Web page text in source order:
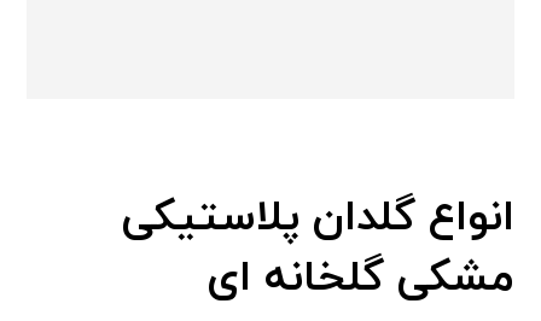
انواع گلدان پلاستیکی
مشکی گلخانه ای